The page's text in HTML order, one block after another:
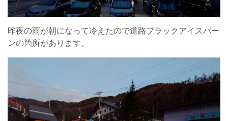
昨夜の雨が朝になって冷えたので道路ブラックアイスバー
ンの箇所があります。